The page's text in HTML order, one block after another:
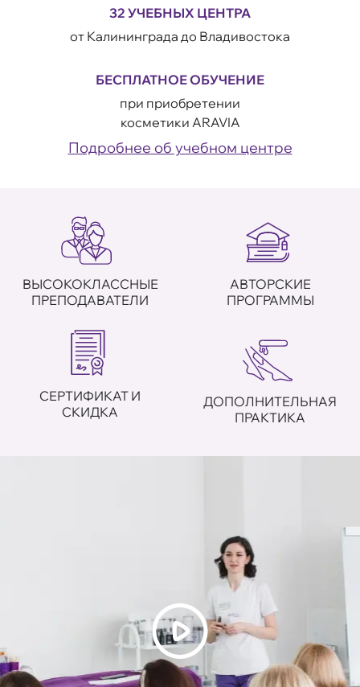
32 УЧЕБНЫХ ЦЕНТРА
от Калининграда до Владивостока
БЕСПЛАТНОЕ ОБУЧЕНИЕ
при приобретении
косметики ARAVIA
Подробнее об учебном центре
ВЫСОКОКЛАССНЫЕ
ПРЕПОДАВАТЕЛИ
АВТОРСКИЕ
ПРОГРАММЫ
СЕРТИФИКАТ И
СКИДКА
ДОПОЛНИТЕЛЬНАЯ
ПРАКТИКА